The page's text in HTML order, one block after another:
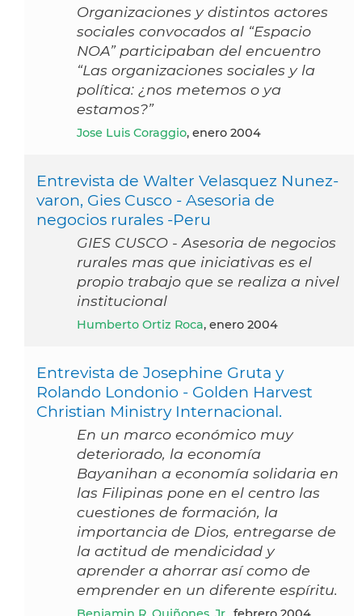
Organizaciones y distintos actores
sociales convocados al “Espacio
NOA” participaban del encuentro
“Las organizaciones sociales y la
política: ¿nos metemos o ya
estamos?”
Jose Luis Coraggio, enero 2004
Entrevista de Walter Velasquez Nunez-
varon, Gies Cusco - Asesoria de
negocios rurales -Peru
GIES CUSCO - Asesoria de negocios
rurales mas que iniciativas es el
propio trabajo que se realiza a nivel
institucional
Humberto Ortiz Roca, enero 2004
Entrevista de Josephine Gruta y
Rolando Londonio - Golden Harvest
Christian Ministry Internacional.
En un marco económico muy
deteriorado, la economía
Bayanihan a economía solidaria en
las Filipinas pone en el centro las
cuestiones de formación, la
importancia de Dios, entregarse de
la actitud de mendicidad y
aprender a ahorrar así como de
emprender en un diferente espíritu.